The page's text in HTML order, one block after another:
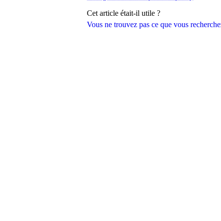
Vous ne trouvez pas ce que vous
Cet article était-il utile ?